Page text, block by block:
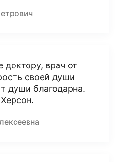
доктору, врач от
своей души
души благодарна.